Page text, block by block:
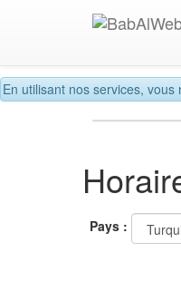
En utilisant nos services,
Pays :